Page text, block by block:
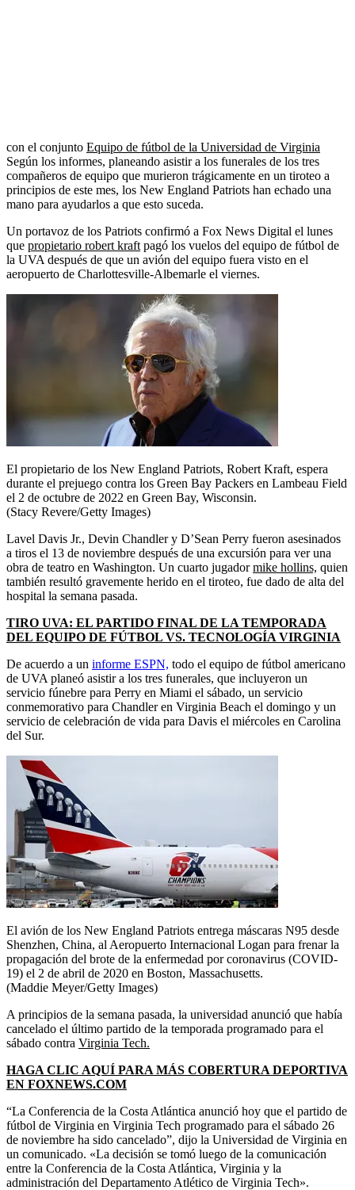
con el conjunto Equipo de fútbol de la Universidad de Virginia
Según los informes, planeando asistir a los funerales de los tres
compañeros de equipo que murieron trágicamente en un tiroteo a
principios de este mes, los New England Patriots han echado una
mano para ayudarlos a que esto suceda.
Un portavoz de los Patriots confirmó a Fox News Digital el lunes
que propietario robert kraft pagó los vuelos del equipo de fútbol de
la UVA después de que un avión del equipo fuera visto en el
aeropuerto de Charlottesville-Albemarle el viernes.
El propietario de los New England Patriots, Robert Kraft, espera
durante el prejuego contra los Green Bay Packers en Lambeau Field
el 2 de octubre de 2022 en Green Bay, Wisconsin.
(Stacy Revere/Getty Images)
Lavel Davis Jr., Devin Chandler y D’Sean Perry fueron asesinados
a tiros el 13 de noviembre después de una excursión para ver una
obra de teatro en Washington. Un cuarto jugadormike hollins, quien
también resultó gravemente herido en el tiroteo, fue dado de alta del
hospital la semana pasada.
TIRO UVA: EL PARTIDO FINAL DE LA TEMPORADA
DEL EQUIPO DE FÚTBOL VS. TECNOLOGÍA VIRGINIA
De acuerdo a un informe ESPN, todo el equipo de fútbol americano
de UVA planeó asistir a los tres funerales, que incluyeron un
servicio fúnebre para Perry en Miami el sábado, un servicio
conmemorativo para Chandler en Virginia Beach el domingo y un
servicio de celebración de vida para Davis el miércoles en Carolina
del Sur.
El avión de los New England Patriots entrega máscaras N95 desde
Shenzhen, China, al Aeropuerto Internacional Logan para frenar la
propagación del brote de la enfermedad por coronavirus (COVID-
19) el 2 de abril de 2020 en Boston, Massachusetts.
(Maddie Meyer/Getty Images)
A principios de la semana pasada, la universidad anunció que había
cancelado el último partido de la temporada programado para el
sábado contra Virginia Tech.
HAGA CLIC AQUÍ PARA MÁS COBERTURA DEPORTIVA
EN FOXNEWS.COM
“La Conferencia de la Costa Atlántica anunció hoy que el partido de
fútbol de Virginia en Virginia Tech programado para el sábado 26
de noviembre ha sido cancelado”, dijo la Universidad de Virginia en
un comunicado. «La decisión se tomó luego de la comunicación
entre la Conferencia de la Costa Atlántica, Virginia y la
administración del Departamento Atlético de Virginia Tech».